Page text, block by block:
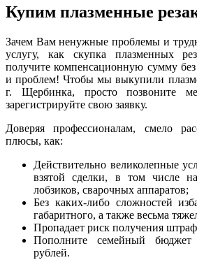
Купим плазменные
Зачем Вам ненужные проблемы и
услугу, как скупка плазменных
получите компенсационную сумму
и проблем! Чтобы мы выкупили
г. Щербинка, просто позвоните
зарегистрируйте свою заявку.
Доверяя профессионалам, смело
плюсы, как:
Действительно великолепные
взятой сделки, в том числе
лобзиков, сварочных аппаратов;
Без каких-либо сложностей
габаритного, а также весьма
Пропадает риск получения
Пополните семейный бюджет
рублей.